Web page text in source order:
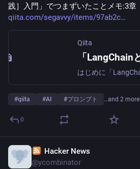
践］入門」でつまずいたことメモ:3章
qiita.com/segavvy/items/97ab2c
Qiita
#qiita #AI #プロンプト …and 2 more
0
Hacker News
@ycombinator